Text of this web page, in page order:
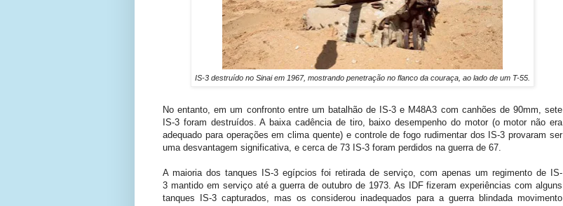
IS-3 destruído no Sinai em 1967, mostrando penetração no flanco da couraça, ao lado de um T-55.
No entanto, em um confronto entre um batalhão de IS-3 e M48A3 com canhões de 90mm, sete
IS-3 foram destruídos. A baixa cadência de tiro, baixo desempenho do motor (o motor não era
adequado para operações em clima quente) e controle de fogo rudimentar dos IS-3 provaram ser
uma desvantagem significativa, e cerca de 73 IS-3 foram perdidos na guerra de 67.
A maioria dos tanques IS-3 egípcios foi retirada de serviço, com apenas um regimento de IS-
3 mantido em serviço até a guerra de outubro de 1973. As IDF fizeram experiências com alguns
tanques IS-3 capturados, mas os considerou inadequados para a guerra blindada movimento